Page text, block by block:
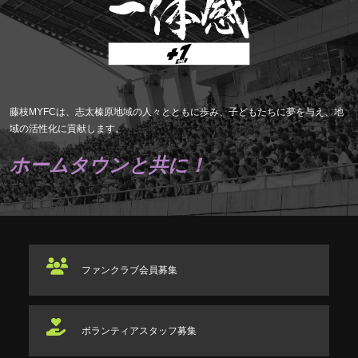
藤枝MYFCは、志太榛原地域の人々とともに歩み、子どもたちに夢を与え、地
域の活性化に貢献します。
ホームタウンと共に！
ファンクラブ会員募集
ボランティアスタッフ募集